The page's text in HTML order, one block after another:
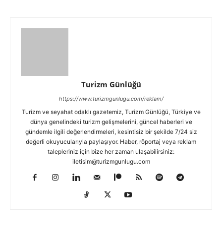
Turizm Günlüğü
https://www.turizmgunlugu.com/reklam/
Turizm ve seyahat odaklı gazetemiz, Turizm Günlüğü, Türkiye ve
dünya genelindeki turizm gelişmelerini, güncel haberleri ve
gündemle ilgili değerlendirmeleri, kesintisiz bir şekilde 7/24 siz
değerli okuyucularıyla paylaşıyor. Haber, röportaj veya reklam
talepleriniz için bize her zaman ulaşabilirsiniz:
iletisim@turizmgunlugu.com